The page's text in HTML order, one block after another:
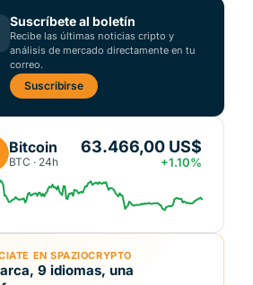
Suscríbete al boletín
Recibe las últimas noticias cripto y
análisis de mercado directamente en tu
correo.
Suscribirse
Bitcoin
BTC · 24h
63.466,00 US$
+1.10%
EN SPAZIOCRYPTO
9 idiomas, una